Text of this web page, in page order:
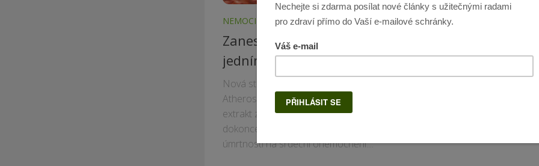
NEMOCI STRAVA 6.10.2025
Zanesené tepny vyčistíte
jedním běžným ovocem
Nová studie publikovaná v žurnálu
Atherosclerosis (aterosklerózy) potvrdila, že
extrakt z granátového jablka může zabránit a
dokonce i zvrátit primární patologii spojenou s
úmrtností na srdeční onemocnění....